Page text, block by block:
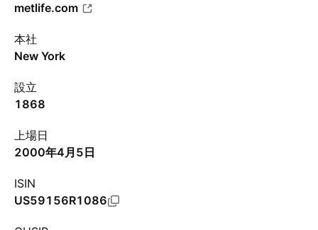
metlife.com
本社
New York
設立
1868
上場日
2000年4月5日
ISIN
US59156R1086